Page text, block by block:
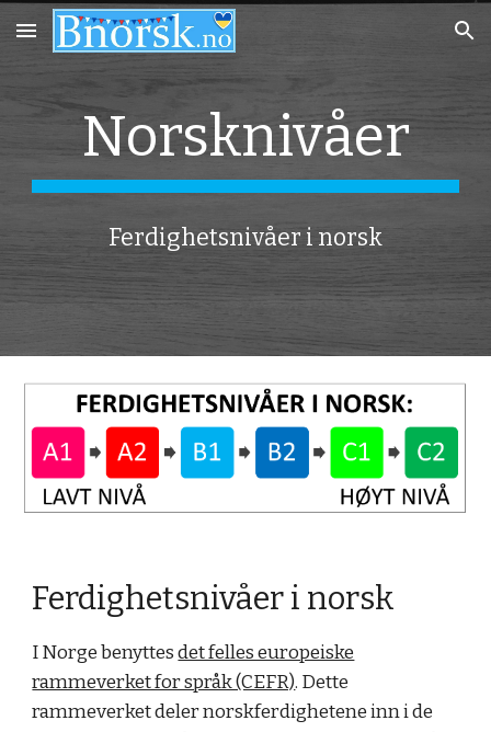
Skip to main content Skip to navigation
Norsknivåer
Ferdighetsnivåer i norsk
Ferdighetsnivåer i norsk
I Norge benyttesdet felles europeiske
rammeverket for språk (CEFR). Dette
rammeverket deler norskferdighetene inn i de